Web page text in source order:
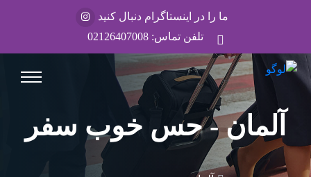
ما را در اینستاگرام دنبال کنید
تلفن تماس:02126407008
آلمان - حس خوب سفر